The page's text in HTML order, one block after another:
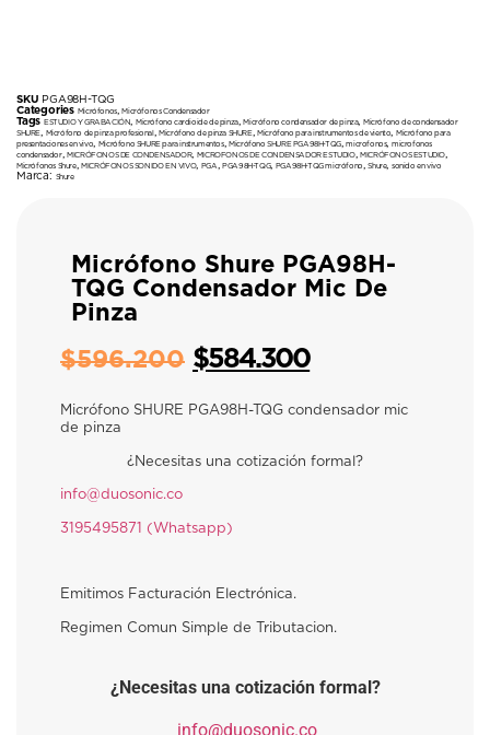
SKU PGA98H-TQG
Categories Micrófonos,Micrófonos Condensador
Tags ESTUDIO Y GRABACIÓN ,Micrófono cardioide de pinza,Micrófono condensador de pinza,Micrófono de condensador
SHURE, Micrófono de pinza profesional ,Micrófono de pinza SHURE,Micrófono para instrumentos de viento,Micrófono para
presentaciones en vivo, Micrófono SHURE para instrumentos,Micrófono SHURE PGA98H-TQG,microfonos,microfonos
condensador,MICRÓFONOS DE CONDENSADOR, MICROFONOS DE CONDENSADOR ESTUDIO,MICRÓFONOS ESTUDIO,
Micrófonos Shure,MICRÓFONOS SONIDO EN VIVO, PGA,PGA98H-TQG, PGA98H-TQG micrófono,Shure,sonido en vivo
Marca: Shure
Micrófono Shure PGA98H-
TQG Condensador Mic De
Pinza
$596.200 $584.300
Micrófono SHURE PGA98H-TQG condensador mic
de pinza
¿Necesitas una cotización formal?
info@duosonic.co
3195495871 (Whatsapp)
Emitimos Facturación Electrónica.
Regimen Comun Simple de Tributacion.
¿Necesitas una cotización formal?
info@duosonic.co